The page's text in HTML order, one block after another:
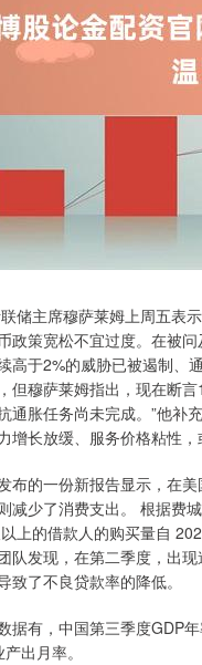
储主席穆萨莱姆上周五表
政策宽松不宜过度。在被
高于2%的威胁已被遏制、
但穆萨莱姆指出，现在断
通胀任务尚未完成。”他补
增长放缓、服务价格粘性，
的一份新报告显示，在美
减少了消费支出。 根据费
上的借款人的购买量自
队发现，在第二季度，出
致了不良贷款率的降低。
有，中国第三季度GDP年
出月率。